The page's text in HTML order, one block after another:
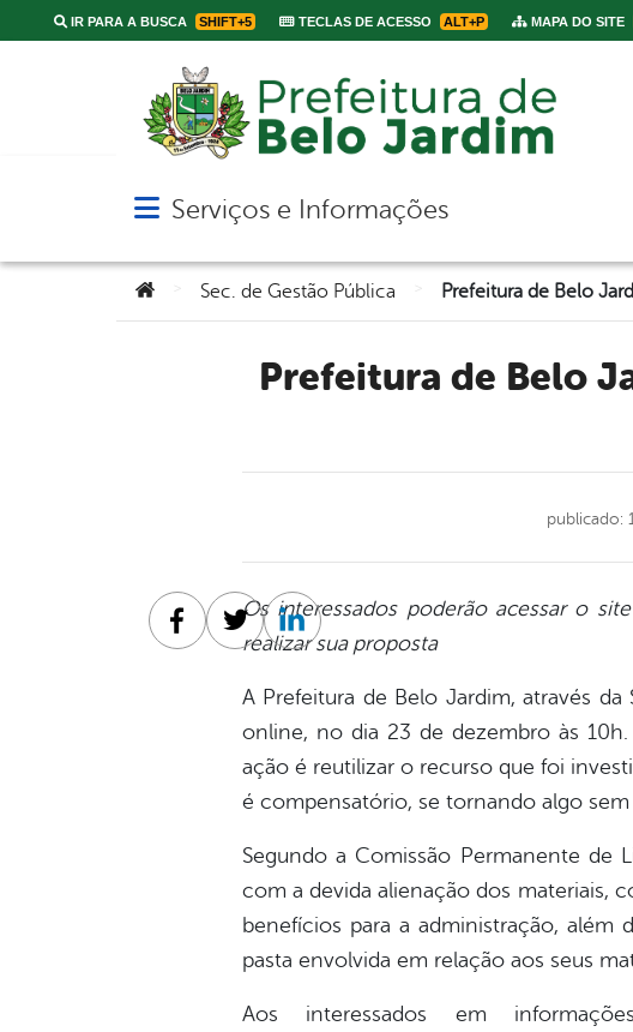
IR PARA A BUSCA SHIFT+5 TECLAS DE ACESSO ALT+P MAPA DO SITE
Abrir menu principal de navegação
Serviços e Informações
Você está aqui:Sec. de Gestão Pública
Prefeitura de Belo Jardim divulga leilão online de veículos e
publicado:
Os interessados poderão acessar o
realizar sua proposta
A Prefeitura de Belo Jardim, através
online, no dia 23 de dezembro às
ação é reutilizar o recurso que foi
é compensatório, se tornando algo sem
Segundo a Comissão Permanente de
com a devida alienação dos materiais,
benefícios para a administração, além
pasta envolvida em relação aos seus
Aos interessados em
Facebook
TwitterLinkedin